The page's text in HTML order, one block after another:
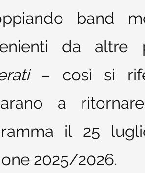
band
da altre
– così si
a
il 25
2025/2026.